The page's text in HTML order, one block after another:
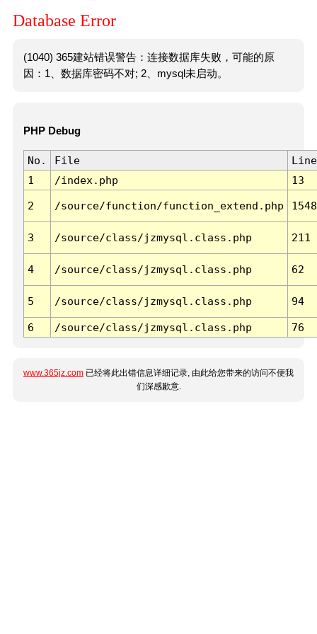
Database Error
(1040) 365建站错误警告：连接数据库失败，可能的原
因：1、数据库密码不对; 2、mysql未启动。
PHP Debug
No. File
Line
1
/index.php 13
2 /source/function/function_extend.php 1548
3 /source/class/jzmysql.class.php 211
4 /source/class/jzmysql.class.php 62
5 /source/class/jzmysql.class.php 94
6 /source/class/jzmysql.class.php 76
www.365jz.com 已经将此出错信息详细记录, 由此给您带来的访问不便我
们深感歉意.